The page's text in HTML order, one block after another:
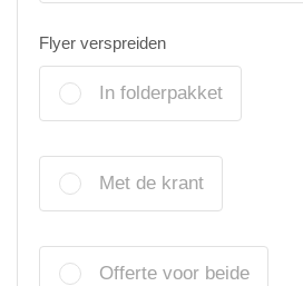
Flyer verspreiden
In folderpakket
Met de krant
Offerte voor beide